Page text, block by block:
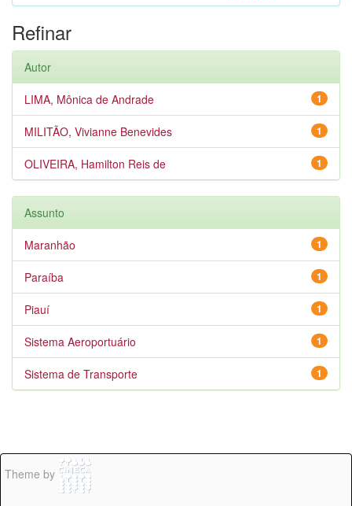
Refinar
Autor
1
LIMA, Mônica de Andrade
1
MILITÃO, Vivianne Benevides
1
OLIVEIRA, Hamilton Reis de
Assunto
1
Maranhão
1
Paraíba
1
Piauí
1
Sistema Aeroportuário
1
Sistema de Transporte
Theme by